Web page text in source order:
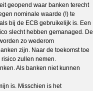
geopend waar banken terecht
nominale waarde (!) te
bij de ECB gebruikelijk is. Een
slecht hebben gemanaged. De
zo wederom
zijn. Naar de toekomst toe
zullen nemen.
Als banken niet kunnen
is. Misschien is het